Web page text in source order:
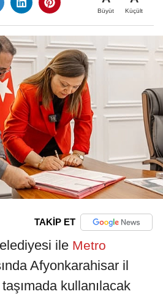
Büyüt Küçült
TAKİP ET
ile Metro
Afyonkarahisar il
kullanılacak